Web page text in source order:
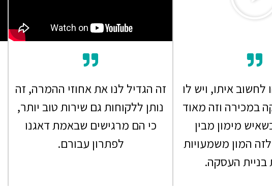
לחשוב איתו, ויש לו
במכירה וזה מאוד
מימון מבין
המון משמעויות
בניית העסקה.
זה הגדיל לנו את אחוזי ההמרה, זה
נותן ללקוחות גם שירות טוב יותר,
כי הם מרגישים שבאמת דאגנו
לפתרון עבורם.